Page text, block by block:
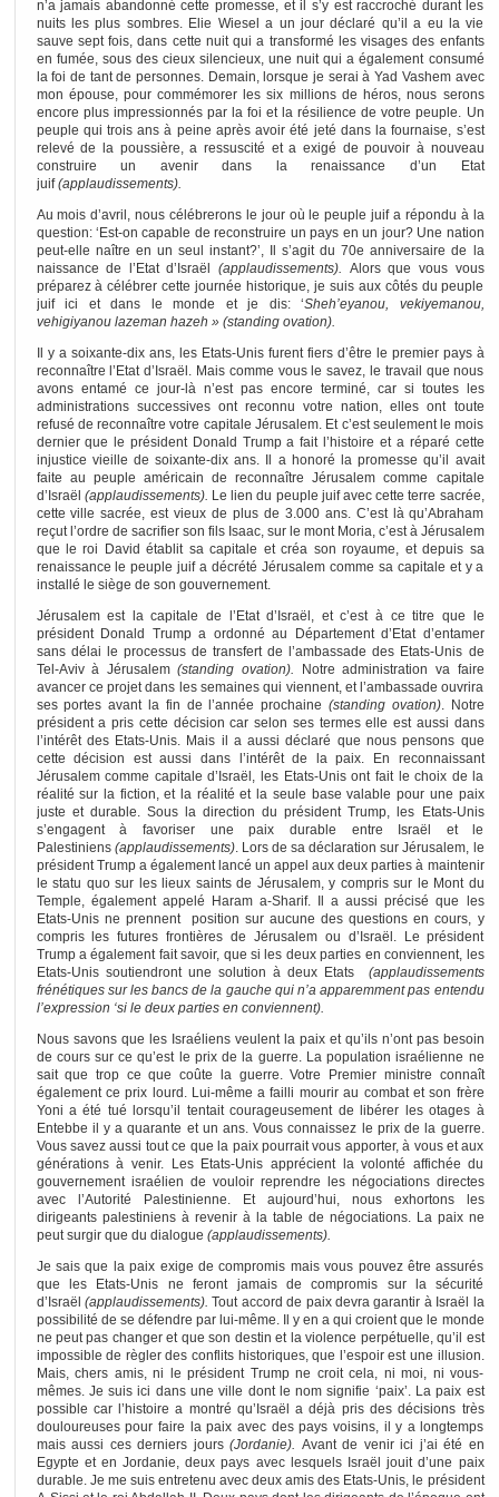
n’a jamais abandonné cette promesse, et il s’y est raccroché durant les
nuits les plus sombres. Elie Wiesel a un jour déclaré qu’il a eu la vie
sauve sept fois, dans cette nuit qui a transformé les visages des enfants
en fumée, sous des cieux silencieux, une nuit qui a également consumé
la foi de tant de personnes. Demain, lorsque je serai à Yad Vashem avec
mon épouse, pour commémorer les six millions de héros, nous serons
encore plus impressionnés par la foi et la résilience de votre peuple. Un
peuple qui trois ans à peine après avoir été jeté dans la fournaise, s’est
relevé de la poussière, a ressuscité et a exigé de pouvoir à nouveau
construire un avenir dans la renaissance d’un Etat
juif(applaudissements).
Au mois d’avril, nous célébrerons le jour où le peuple juif a répondu à la
question: ‘Est-on capable de reconstruire un pays en un jour? Une nation
peut-elle naître en un seul instant?’, Il s’agit du 70e anniversaire de la
naissance de l’Etat d’Israël (applaudissements). Alors que vous vous
préparez à célébrer cette journée historique, je suis aux côtés du peuple
juif ici et dans le monde et je dis: ‘Sheh’eyanou, vekiyemanou,
vehigiyanou lazeman hazeh » (standing ovation).
Il y a soixante-dix ans, les Etats-Unis furent fiers d’être le premier pays à
reconnaître l’Etat d’Israël. Mais comme vous le savez, le travail que nous
avons entamé ce jour-là n’est pas encore terminé, car si toutes les
administrations successives ont reconnu votre nation, elles ont toute
refusé de reconnaître votre capitale Jérusalem. Et c’est seulement le mois
dernier que le président Donald Trump a fait l’histoire et a réparé cette
injustice vieille de soixante-dix ans. Il a honoré la promesse qu’il avait
faite au peuple américain de reconnaître Jérusalem comme capitale
d’Israël (applaudissements). Le lien du peuple juif avec cette terre sacrée,
cette ville sacrée, est vieux de plus de 3.000 ans. C’est là qu’Abraham
reçut l’ordre de sacrifier son fils Isaac, sur le mont Moria, c’est à Jérusalem
que le roi David établit sa capitale et créa son royaume, et depuis sa
renaissance le peuple juif a décrété Jérusalem comme sa capitale et y a
installé le siège de son gouvernement.
Jérusalem est la capitale de l’Etat d’Israël, et c’est à ce titre que le
président Donald Trump a ordonné au Département d’Etat d’entamer
sans délai le processus de transfert de l’ambassade des Etats-Unis de
Tel-Aviv à Jérusalem(standing ovation).
Notre administration va faire
avancer ce projet dans les semaines qui viennent, et l’ambassade ouvrira
ses portes avant la fin de l’année prochaine (standing ovation). Notre
président a pris cette décision car selon ses termes elle est aussi dans
l’intérêt des Etats-Unis. Mais il a aussi déclaré que nous pensons que
cette décision est aussi dans l’intérêt de la paix. En reconnaissant
Jérusalem comme capitale d’Israël, les Etats-Unis ont fait le choix de la
réalité sur la fiction, et la réalité et la seule base valable pour une paix
juste et durable. Sous la direction du président Trump, les Etats-Unis
s’engagent à favoriser une paix durable entre Israël et le
Palestiniens (applaudissements). Lors de sa déclaration sur Jérusalem, le
président Trump a également lancé un appel aux deux parties à maintenir
le statu quo sur les lieux saints de Jérusalem, y compris sur le Mont du
Temple, également appelé Haram a-Sharif. Il a aussi précisé que les
Etats-Unis ne prennent position sur aucune des questions en cours, y
compris les futures frontières de Jérusalem ou d’Israël. Le président
Trump a également fait savoir, que si les deux parties en conviennent, les
Etats-Unis soutiendront une solution à deux Etats (applaudissements
frénétiques sur les bancs de la gauche qui n’a apparemment pas entendu
l’expression ‘si le deux parties en conviennent).
Nous savons que les Israéliens veulent la paix et qu’ils n’ont pas besoin
de cours sur ce qu’est le prix de la guerre. La population israélienne ne
sait que trop ce que coûte la guerre. Votre Premier ministre connaît
également ce prix lourd. Lui-même a failli mourir au combat et son frère
Yoni a été tué lorsqu’il tentait courageusement de libérer les otages à
Entebbe il y a quarante et un ans. Vous connaissez le prix de la guerre.
Vous savez aussi tout ce que la paix pourrait vous apporter, à vous et aux
générations à venir. Les Etats-Unis apprécient la volonté affichée du
gouvernement israélien de vouloir reprendre les négociations directes
avec l’Autorité Palestinienne. Et aujourd’hui, nous exhortons les
dirigeants palestiniens à revenir à la table de négociations. La paix ne
peut surgir que du dialogue (applaudissements).
Je sais que la paix exige de compromis mais vous pouvez être assurés
que les Etats-Unis ne feront jamais de compromis sur la sécurité
d’Israël (applaudissements).Tout accord de paix devra garantir à Israël la
possibilité de se défendre par lui-même. Il y en a qui croient que le monde
ne peut pas changer et que son destin et la violence perpétuelle, qu’il est
impossible de règler des conflits historiques, que l’espoir est une illusion.
Mais, chers amis, ni le président Trump ne croit cela, ni moi, ni vous-
mêmes. Je suis ici dans une ville dont le nom signifie ‘paix’. La paix est
possible car l’histoire a montré qu’Israël a déjà pris des décisions très
douloureuses pour faire la paix avec des pays voisins, il y a longtemps
mais aussi ces derniers jours (Jordanie). Avant de venir ici j’ai été en
Egypte et en Jordanie, deux pays avec lesquels Israël jouit d’une paix
durable. Je me suis entretenu avec deux amis des Etats-Unis, le président